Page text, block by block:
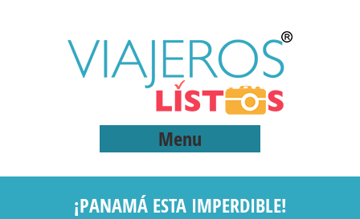
Menu
¡PANAMÁ ESTA IMPERDIBLE!